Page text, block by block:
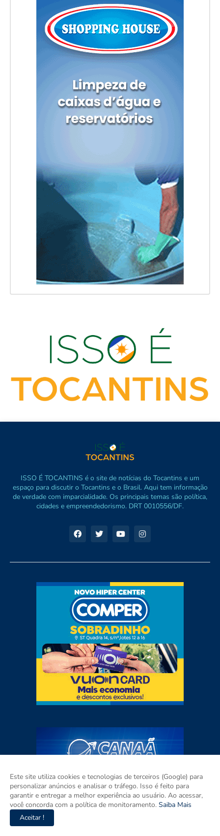
ISSO É TOCANTINS é o site de notícias do Tocantins e um
espaço para discutir o Tocantins e o Brasil. Aqui tem informação
de verdade com imparcialidade. Os principais temas são política,
cidades e empreendedorismo. DRT 0010556/DF.
Este site utiliza cookies e tecnologias de terceiros (Google) para
personalizar anúncios e analisar o tráfego. Isso é feito para
garantir e entregar a melhor experiência ao usuário. Ao acessar,
você concorda com a política de monitoramento. Saiba Mais
Aceitar !